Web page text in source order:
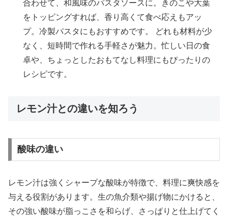
合わせて、和風味のパスタソースに。きのこや大葉
をトッピングすれば、香り高くて食べ応えもアッ
プ。冷製パスタにもおすすめです。 どれも材料が少
なく、短時間で作れる手軽さが魅力。忙しい日の食
卓や、ちょっとしたおもてなし料理にもぴったりの
レシピです。
レモン汁との違いを知ろう
酸味の違い
レモン汁は強くシャープな酸味が特徴で、料理に爽快感を
与える役割があります。生の魚介類や揚げ物にかけると、
その強い酸味が脂っこさを和らげ、さっぱりと仕上げてく